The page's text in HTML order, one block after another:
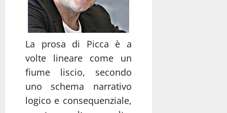
La prosa di Picca è a
volte lineare come un
fiume liscio, secondo
uno schema narrativo
logico e consequenziale,